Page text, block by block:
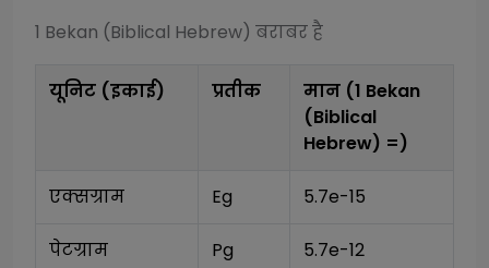
1 Bekan (Biblical Hebrew) बराबर है
यूनिट (इकाई) प्रतीक मान (1 Bekan
(Biblical
Hebrew) =)
एक्सग्राम Eg 5.7e-15
पेटग्राम Pg 5.7e-12